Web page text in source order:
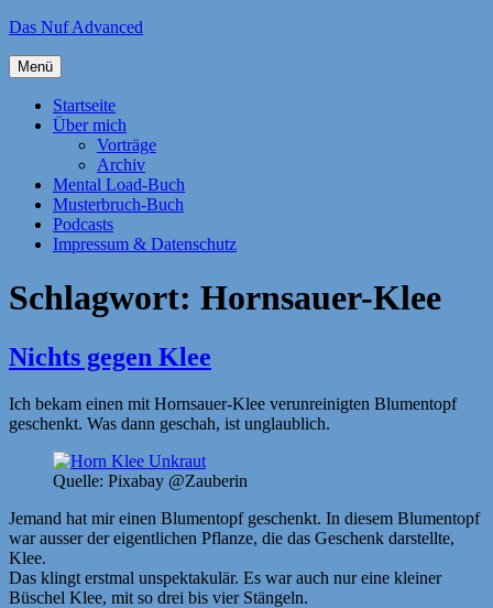
Zum
springen
Das Nuf Advanced
Menü
Startseite
Über mich
Vorträge
Archiv
Mental Load-Buch
Musterbruch-Buch
Podcasts
Impressum & Datenschutz
Schlagwort: Hornsauer-Klee
Nichts gegen Klee
Ich bekam einen mit Hornsauer-Klee verunreinigten Blumentopf
geschenkt. Was dann geschah, ist unglaublich.
Quelle: Pixabay @Zauberin
Jemand hat mir einen Blumentopf geschenkt. In diesem Blumentopf
war ausser der eigentlichen Pflanze, die das Geschenk darstellte,
Klee.
Das klingt erstmal unspektakulär. Es war auch nur eine kleiner
Büschel Klee, mit so drei bis vier Stängeln.